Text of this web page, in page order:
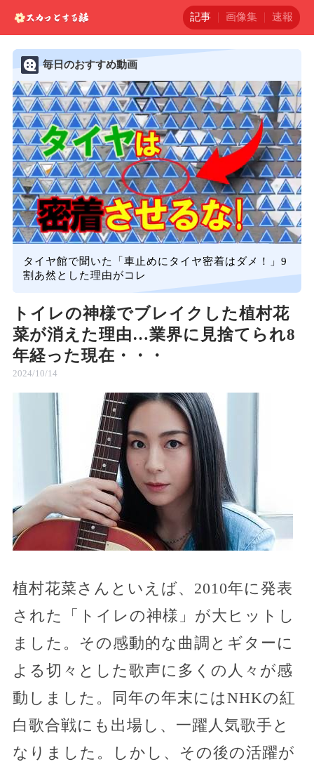
記事 画像集 速報
毎日のおすすめ動画
タイヤ館で聞いた「車止めにタイヤ密着はダメ！」9
割あ然とした理由がコレ
トイレの神様でブレイクした植村花
菜が消えた理由…業界に見捨てられ8
年経った現在・・・
2024/10/14
植村花菜さんといえば、2010年に発表
された「トイレの神様」が大ヒットし
ました。その感動的な曲調とギターに
よる切々とした歌声に多くの人々が感
動しました。同年の年末にはNHKの紅
白歌合戦にも出場し、一躍人気歌手と
なりました。しかし、その後の活躍が